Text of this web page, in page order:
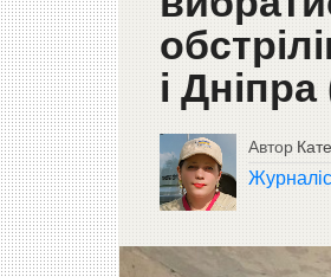
і
Автор